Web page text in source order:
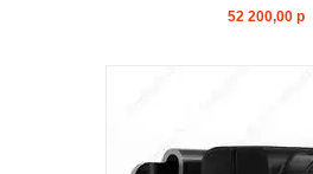
52 200,00 р